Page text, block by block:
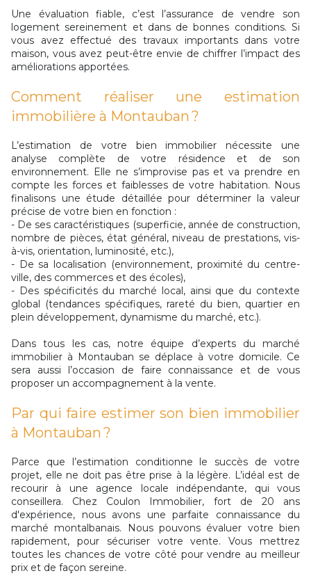
Une évaluation fiable, c’est l’assurance de vendre son
logement sereinement et dans de bonnes conditions. Si
vous avez effectué des travaux importants dans votre
maison, vous avez peut-être envie de chiffrer l’impact des
améliorations apportées.
Comment réaliser une estimation
immobilière à Montauban ?
L’estimation de votre bien immobilier nécessite une
analyse complète de votre résidence et de son
environnement. Elle ne s’improvise pas et va prendre en
compte les forces et faiblesses de votre habitation. Nous
finalisons une étude détaillée pour déterminer la valeur
précise de votre bien en fonction :
- De ses caractéristiques (superficie, année de construction,
nombre de pièces, état général, niveau de prestations, vis-
à-vis, orientation, luminosité, etc.),
- De sa localisation (environnement, proximité du centre-
ville, des commerces et des écoles),
- Des spécificités du marché local, ainsi que du contexte
global (tendances spécifiques, rareté du bien, quartier en
plein développement, dynamisme du marché, etc.).
Dans tous les cas, notre équipe d’experts du marché
immobilier à Montauban se déplace à votre domicile. Ce
sera aussi l’occasion de faire connaissance et de vous
proposer un accompagnement à la vente.
Par qui faire estimer son bien immobilier
à Montauban ?
Parce que l’estimation conditionne le succès de votre
projet, elle ne doit pas être prise à la légère. L’idéal est de
recourir à une agence locale indépendante, qui vous
conseillera. Chez Coulon Immobilier, fort de 20 ans
d'expérience, nous avons une parfaite connaissance du
marché montalbanais. Nous pouvons évaluer votre bien
rapidement, pour sécuriser votre vente. Vous mettrez
toutes les chances de votre côté pour vendre au meilleur
prix et de façon sereine.